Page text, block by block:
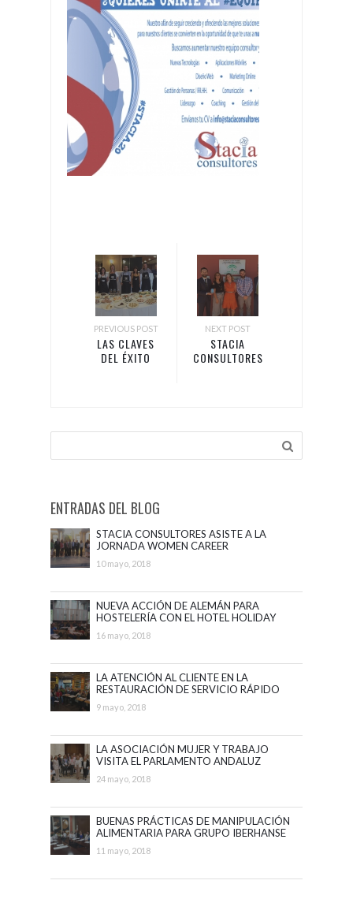
PREVIOUS POST
LAS CLAVES
DEL ÉXITO
NEXT POST
STACIA
CONSULTORES
ENTRADAS DEL BLOG
STACIA CONSULTORES ASISTE A LA
JORNADA WOMEN CAREER
10 mayo, 2018
NUEVA ACCIÓN DE ALEMÁN PARA
HOSTELERÍA CON EL HOTEL HOLIDAY
16 mayo, 2018
LA ATENCIÓN AL CLIENTE EN LA
RESTAURACIÓN DE SERVICIO RÁPIDO
9 mayo, 2018
LA ASOCIACIÓN MUJER Y TRABAJO
VISITA EL PARLAMENTO ANDALUZ
24 mayo, 2018
BUENAS PRÁCTICAS DE MANIPULACIÓN
ALIMENTARIA PARA GRUPO IBERHANSE
11 mayo, 2018